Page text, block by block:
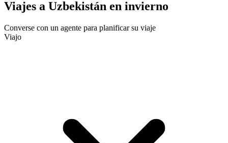
Viajes a Uzbekistán en invierno
Converse con un agente para planificar su viaje
Viajo